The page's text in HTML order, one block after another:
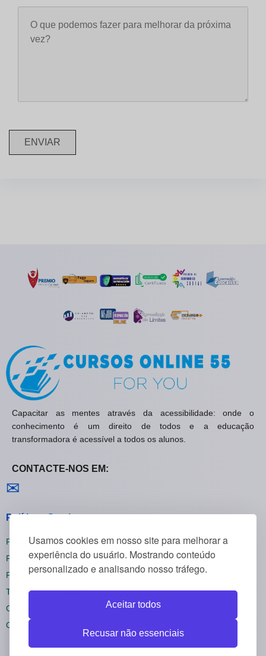
Usamos cookies em nosso site para melhorar a
experiência do usuário. Mostrando conteúdo
personalizado e analisando nosso tráfego.
Aceitar todos
Recusar não essenciais
ENVIAR
Capacitar as mentes através da acessibilidade: onde o
conhecimento é um direito de todos e a educação
transformadora é acessível a todos os alunos.
CONTACTE-NOS EM:
✉
Políticas Gerais
Política de Privacidade
Política de Cookies
Política de Reembolsos
Termos e Condições
Cancelar inscrição
Configurações de cookies